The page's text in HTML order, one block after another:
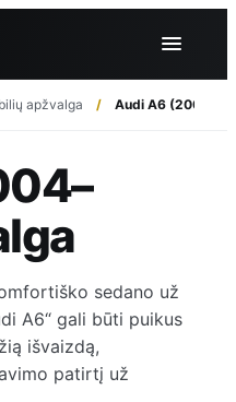
apžvalga Audi A6
sedano už
A6“ gali būti puikus
išvaizdą,
patirtį už